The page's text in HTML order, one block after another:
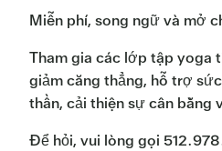
Miễn phí, song ngữ và mở
Tham gia các lớp tập yoga
giảm căng thẳng, hỗ trợ
thần, cải thiện sự cân bằng
Để hỏi, vui lòng gọi